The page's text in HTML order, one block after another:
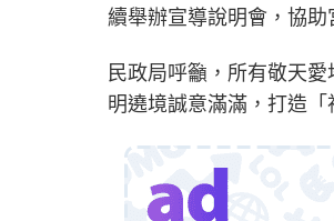
續舉辦宣導說明會，協
民政局呼籲，所有敬天
明遶境誠意滿滿，打造